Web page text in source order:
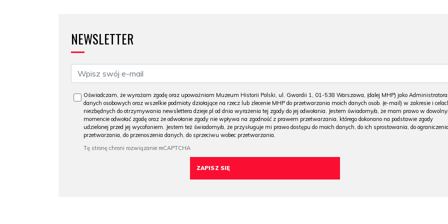
NEWSLETTER
Oświadczam, że wyrażam zgodę oraz upoważniam Muzeum Historii Polski, ul. Gwardii 1, 01-538 Warszawa, (dalej MHP) jako Administratora
danych osobowych oraz wszelkie podmioty działające na rzecz lub zlecenie MHP do przetwarzania moich danych osob. (e-mail) w zakresie i
niezbędnych do otrzymywania newslettera dzieje.pl od dnia wyrażenia tej zgody do jej odwołania. Jestem świadomy/a, że mam prawo w
momencie odwołać zgodę oraz że odwołanie zgody nie wpływa na zgodność z prawem przetwarzania, którego dokonano na podstawie zgody
udzielonej przed jej wycofaniem. Jestem też świadomy/a, że przysługuje mi prawo dostępu do moich danych, do ich sprostowania, do ograniczenia
przetwarzania, do przenoszenia danych, do sprzeciwu wobec przetwarzania.